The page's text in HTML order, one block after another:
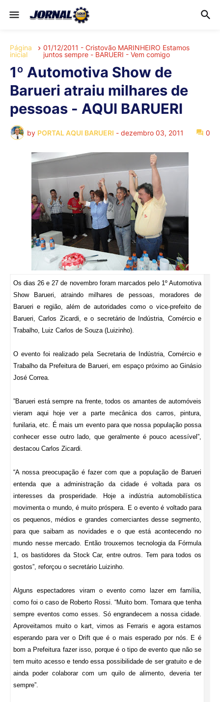
Página
inicial
01/12/2011 - Cristovão MARINHEIRO Estamos
juntos sempre - BARUERI - Vem comigo
1º Automotiva Show de
Barueri atraiu milhares de
pessoas - AQUI BARUERI
by PORTAL AQUI BARUERI - dezembro 03, 2011 0
Os dias 26 e 27 de novembro foram marcados pelo 1º Automotiva
Show Barueri, atraindo milhares de pessoas, moradores de
Barueri e região, além de autoridades como o vice-prefeito de
Barueri, Carlos Zicardi, e o secretário de Indústria, Comércio e
Trabalho, Luiz Carlos de Souza (Luizinho).
O evento foi realizado pela Secretaria de Indústria, Comércio e
Trabalho da Prefeitura de Barueri, em espaço próximo ao Ginásio
José Correa.
”Barueri está sempre na frente, todos os amantes de automóveis
vieram aqui hoje ver a parte mecânica dos carros, pintura,
funilaria, etc. É mais um evento para que nossa população possa
conhecer esse outro lado, que geralmente é pouco acessível”,
destacou Carlos Zicardi.
“A nossa preocupação é fazer com que a população de Barueri
entenda que a administração da cidade é voltada para os
interesses da prosperidade. Hoje a indústria automobilística
movimenta o mundo, é muito próspera. E o evento é voltado para
os pequenos, médios e grandes comerciantes desse segmento,
para que saibam as novidades e o que está acontecendo no
mundo nesse mercado. Então trouxemos tecnologia da Fórmula
1, os bastidores da Stock Car, entre outros. Tem para todos os
gostos”, reforçou o secretário Luizinho.
Alguns espectadores viram o evento como lazer em família,
como foi o caso de Roberto Rossi. “Muito bom. Tomara que tenha
sempre eventos como esses. Só engrandecem a nossa cidade.
Aproveitamos muito o kart, vimos as Ferraris e agora estamos
esperando para ver o Drift que é o mais esperado por nós. E é
bom a Prefeitura fazer isso, porque é o tipo de evento que não se
tem muito acesso e tendo essa possibilidade de ser gratuito e de
ainda poder colaborar com um quilo de alimento, deveria ter
sempre”.